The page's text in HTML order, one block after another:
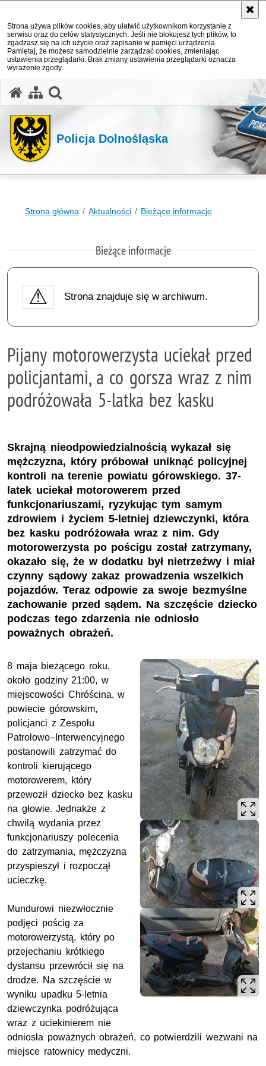
Strona używa plików cookies, aby ułatwić użytkownikom korzystanie z
serwisu oraz do celów statystycznych. Jeśli nie blokujesz tych plików, to
zgadzasz się na ich użycie oraz zapisanie w pamięci urządzenia.
Pamiętaj, że możesz samodzielnie zarządzać cookies, zmieniając
ustawienia przeglądarki. Brak zmiany ustawienia przeglądarki oznacza
wyrażenie zgody.
Policja Dolnośląska
Strona główna Aktualności Bieżące informacje
Bieżące informacje
Strona znajduje się w archiwum.
Pijany motorowerzysta uciekał przed
policjantami, a co gorsza wraz z nim
podróżowała 5-latka bez kasku
Skrajną nieodpowiedzialnością wykazał się
mężczyzna, który próbował uniknąć policyjnej
kontroli na terenie powiatu górowskiego. 37-
latek uciekał motorowerem przed
funkcjonariuszami, ryzykując tym samym
zdrowiem i życiem 5-letniej dziewczynki, która
bez kasku podróżowała wraz z nim. Gdy
motorowerzysta po pościgu został zatrzymany,
okazało się, że w dodatku był nietrzeźwy i miał
czynny sądowy zakaz prowadzenia wszelkich
pojazdów. Teraz odpowie za swoje bezmyślne
zachowanie przed sądem. Na szczęście dziecko
podczas tego zdarzenia nie odniosło
poważnych obrażeń.
8 maja bieżącego roku,
około godziny 21:00, w
miejscowości Chróścina, w
powiecie górowskim,
policjanci z Zespołu
Patrolowo–Interwencyjnego
postanowili zatrzymać do
kontroli kierującego
motorowerem, który
przewoził dziecko bez kasku
na głowie. Jednakże z
chwilą wydania przez
funkcjonariuszy polecenia
do zatrzymania, mężczyzna
przyspieszył i rozpoczął
ucieczkę.
Mundurowi niezwłocznie
podjęci pościg za
motorowerzystą, który po
przejechaniu krótkiego
dystansu przewrócił się na
drodze. Na szczęście w
wyniku upadku 5-letnia
dziewczynka podróżująca
wraz z uciekinierem nie
odniosła poważnych obrażeń, co potwierdzili wezwani na
miejsce ratownicy medyczni.